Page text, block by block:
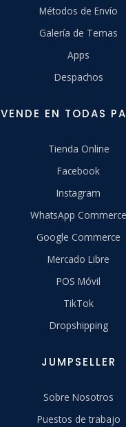
Métodos de Envío
Galería de Temas
Apps
Despachos
VENDE EN TODAS
Tienda Online
Facebook
Instagram
WhatsApp Commerce
Google Commerce
Mercado Libre
POS Móvil
TikTok
Dropshipping
JUMPSELLER
Sobre Nosotros
Puestos de trabajo